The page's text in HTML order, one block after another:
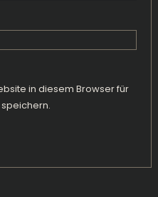
in diesem Browser für